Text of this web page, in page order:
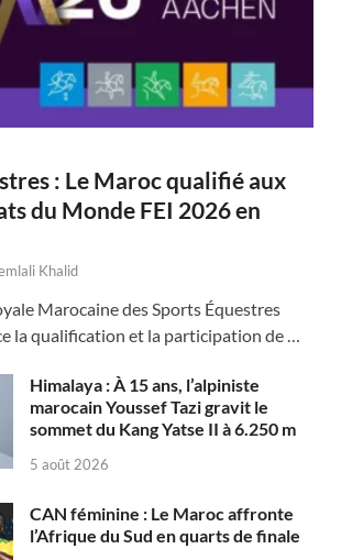
: Le Maroc qualifié aux
du Monde FEI 2026 en
Khalid
Marocaine des Sports Équestres
la qualification et la participation de …
Himalaya : À 15 ans, l’alpiniste
marocain Youssef Tazi gravit le
sommet du Kang Yatse II à 6.250 m
5 août 2026
CAN féminine : Le Maroc affronte
l’Afrique du Sud en quarts de finale